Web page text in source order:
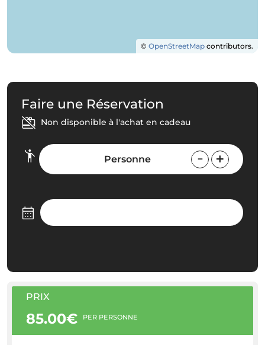
© OpenStreetMap contributors.
Faire une Réservation
Non disponible à l'achat en cadeau
Personne
PRIX
85.00€ PER PERSONNE